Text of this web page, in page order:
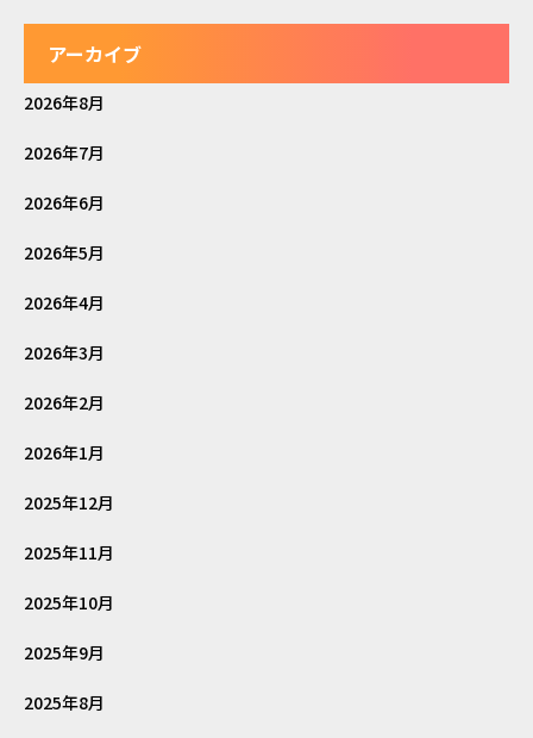
アーカイブ
2026年8月
2026年7月
2026年6月
2026年5月
2026年4月
2026年3月
2026年2月
2026年1月
2025年12月
2025年11月
2025年10月
2025年9月
2025年8月